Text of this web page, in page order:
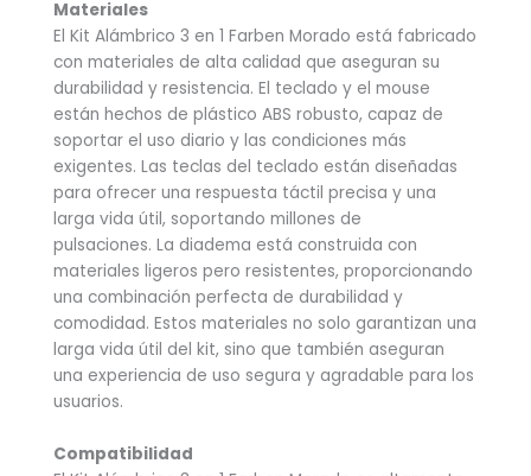
Materiales
El Kit Alámbrico 3 en 1 Farben Morado está fabricado
con materiales de alta calidad que aseguran su
durabilidad y resistencia. El teclado y el mouse
están hechos de plástico ABS robusto, capaz de
soportar el uso diario y las condiciones más
exigentes. Las teclas del teclado están diseñadas
para ofrecer una respuesta táctil precisa y una
larga vida útil, soportando millones de
pulsaciones. La diadema está construida con
materiales ligeros pero resistentes, proporcionando
una combinación perfecta de durabilidad y
comodidad. Estos materiales no solo garantizan una
larga vida útil del kit, sino que también aseguran
una experiencia de uso segura y agradable para los
usuarios.
Compatibilidad